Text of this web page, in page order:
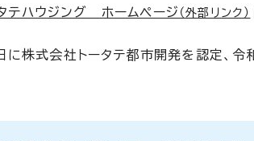
テハウジング ホームページ （外部リンク）
株式会社トータテ都市開発を認定、令